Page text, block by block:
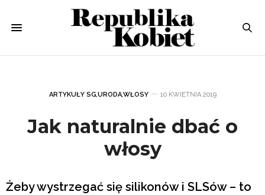
ARTYKUŁY SG,URODA,WŁOSY 10 KWIETNIA 2019
Jak naturalnie dbać o
włosy
Żeby wystrzegać się silikonów i SLSów – to